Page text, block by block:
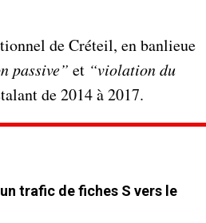
de Créteil, en banlieue
passive” et “violation du
de 2014 à 2017.
trafic de fiches S vers le